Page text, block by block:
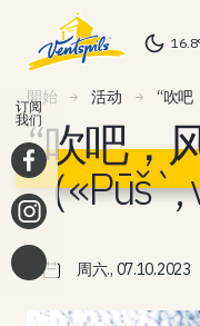
開始 活动 “吹吧
“吹吧，
（«Pūš`,
周六., 07.10.2023
订阅
我们